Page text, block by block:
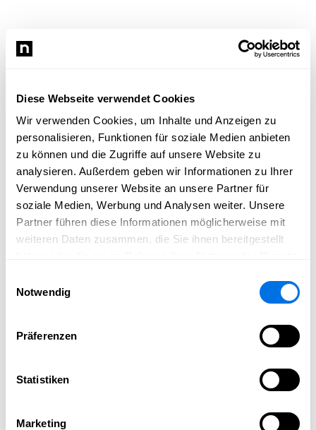
Diese Webseite verwendet Cookies
Wir verwenden Cookies, um Inhalte und Anzeigen zu
personalisieren, Funktionen für soziale Medien anbieten
zu können und die Zugriffe auf unsere Website zu
analysieren. Außerdem geben wir Informationen zu Ihrer
Verwendung unserer Website an unsere Partner für
soziale Medien, Werbung und Analysen weiter. Unsere
Partner führen diese Informationen möglicherweise mit
weiteren Daten zusammen, die Sie ihnen bereitgestellt
Notwendig
Präferenzen
Statistiken
Marketing
Newsload konnte nicht geladen werden.